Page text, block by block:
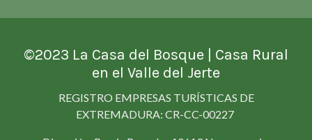
©2023 La Casa del Bosque | Casa Rural
en el Valle del Jerte
REGISTRO EMPRESAS TURÍSTICAS DE
EXTREMADURA: CR-CC-00227